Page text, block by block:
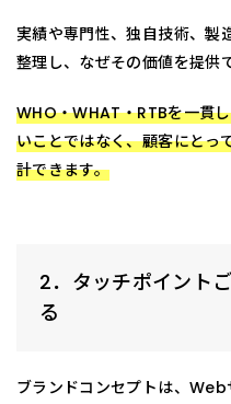
実績や専門性、独自技術、製
整理し、なぜその価値を提供
WHO・WHAT・RTBを一貫
いことではなく、顧客にとっ
計できます。
2．タッチポイント
る
ブランドコンセプトは、